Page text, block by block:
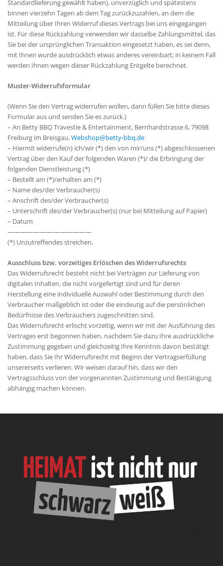
Standardlieferung gewählt haben), unverzüglich und spätestens
binnen vierzehn Tagen ab dem Tag zurückzuzahlen, an dem die
Mitteilung über Ihren Widerruf dieses Vertrags bei uns eingegangen
ist. Für diese Rückzahlung verwenden wir dasselbe Zahlungsmittel, das
Sie bei der ursprünglichen Transaktion eingesetzt haben, es sei denn,
mit Ihnen wurde ausdrücklich etwas anderes vereinbart; in keinem Fall
werden Ihnen wegen dieser Rückzahlung Entgelte berechnet.
Muster-Widerrufsformular
(Wenn Sie den Vertrag widerrufen wollen, dann füllen Sie bitte dieses
Formular aus und senden Sie es zurück.)
– An Betty BBQ Travestie & Entertainment, Bernhardstrasse 6, 79098
Freiburg im Breisgau,Webshop@betty-bbq.de
– Hiermit widerrufe(n) ich/wir (*) den von mir/uns (*) abgeschlossenen
Vertrag über den Kauf der folgenden Waren (*)/ die Erbringung der
folgenden Dienstleistung (*)
– Bestellt am (*)/erhalten am (*)
– Name des/der Verbraucher(s)
– Anschrift des/der Verbraucher(s)
– Unterschrift des/der Verbraucher(s) (nur bei Mitteilung auf Papier)
– Datum
—————————————
(*) Unzutreffendes streichen.
Ausschluss bzw. vorzeitiges Erlöschen des Widerrufsrechts
Das Widerrufsrecht besteht nicht bei Verträgen zur Lieferung von
digitalen Inhalten, die nicht vorgefertigt sind und für deren
Herstellung eine individuelle Auswahl oder Bestimmung durch den
Verbraucher maßgeblich ist oder die eindeutig auf die persönlichen
Bedürfnisse des Verbrauchers zugeschnitten sind.
Das Widerrufsrecht erlischt vorzeitig, wenn wir mit der Ausführung des
Vertrages erst begonnen haben, nachdem Sie dazu Ihre ausdrückliche
Zustimmung gegeben und gleichzeitig Ihre Kenntnis davon bestätigt
haben, dass Sie Ihr Widerrufsrecht mit Beginn der Vertragserfüllung
unsererseits verlieren. Wir weisen darauf hin, dass wir den
Vertragsschluss von der vorgenannten Zustimmung und Bestätigung
abhängig machen können.